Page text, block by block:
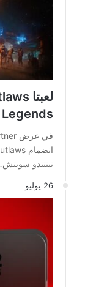
Legends في طريقهما نينتندو سويتش 2
نينتندو
26 يوليو